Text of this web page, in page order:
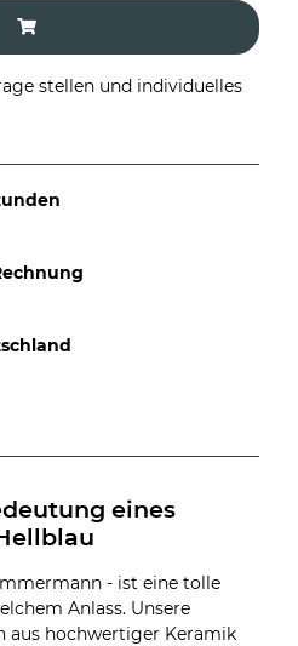
stellen und individuelles
eines
- ist eine tolle
Anlass. Unsere
aus hochwertiger Keramik